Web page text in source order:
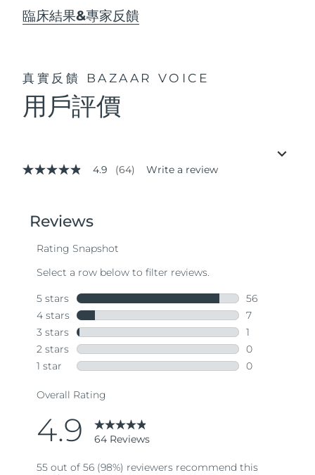
臨床結果&專家反饋
真實反饋 BAZAAR VOICE
用戶評價
4.9
stars,
average
value.
Same
page
link.
4.9 (64) Write a review